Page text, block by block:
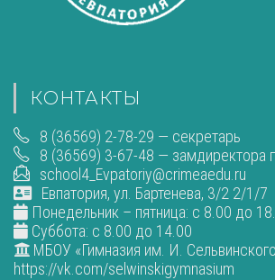
КОНТАКТЫ
8 (36569) 2-78-29 — секретарь
8 (36569) 3-67-48 — замдиректора
school4_Evpatoriy@crimeaedu.ru
Евпатория, ул. Бартенева, 3/2 2/1/7
Понедельник – пятница: с 8.00 до
Суббота: с 8.00 до 14.00
МБОУ «Гимназия им. И.
https://vk.com/selwinskigymnasium